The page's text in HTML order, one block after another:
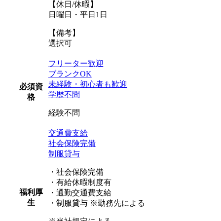
【休日/休暇】
日曜日・平日1日
【備考】
選択可
必須資
格
フリーター歓迎
ブランクOK
未経験・初心者も歓迎
学歴不問
経験不問
福利厚
生
交通費支給
社会保険完備
制服貸与
・社会保険完備
・有給休暇制度有
・通勤交通費支給
・制服貸与 ※勤務先による